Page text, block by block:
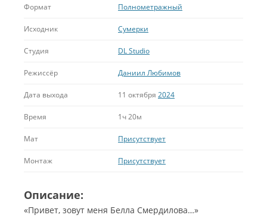
Формат Полнометражный
Исходник Сумерки
Студия DL Studio
Режиссёр Даниил Любимов
Дата выхода 11 октября 2024
Время 1ч 20м
Мат Присутствует
Монтаж Присутствует
Описание:
«Привет, зовут меня Белла Смердилова…»